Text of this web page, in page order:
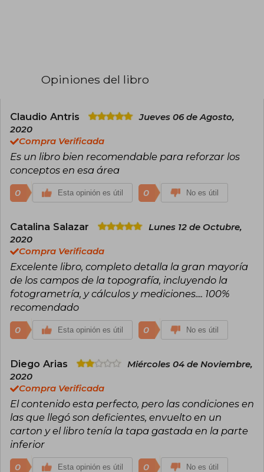
Opiniones del libro
Claudio Antris
Jueves 06 de Agosto,
2020
Compra Verificada
Es un libro bien recomendable para reforzar los
conceptos en esa área
0 Esta opinión es útil 0 No es útil
Catalina Salazar
Lunes 12 de Octubre,
2020
Compra Verificada
Excelente libro, completo detalla la gran mayoría
de los campos de la topografía, incluyendo la
fotogrametría, y cálculos y mediciones.... 100%
recomendado
0 Esta opinión es útil 0 No es útil
Diego Arias
Miércoles 04 de Noviembre,
2020
Compra Verificada
El contenido esta perfecto, pero las condiciones en
las que llegó son deficientes, envuelto en un
carton y el libro tenía la tapa gastada en la parte
inferior
0 Esta opinión es útil 0 No es útil